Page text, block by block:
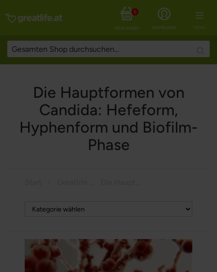
MENÜ
ANMELDEN
MEIN WARENKORB
0
Die Hauptformen von
Candida: Hefeform,
Hyphenform und Biofilm-
Phase